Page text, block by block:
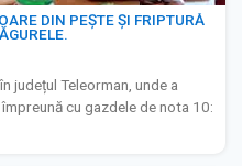
DIN PEȘTE ȘI FRIPTURĂ
județul Teleorman, unde a
cu gazdele de nota 10: